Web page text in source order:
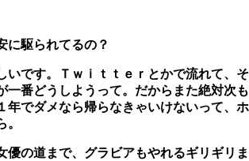
駆られてるの？
です。Ｔｗｉｔｔｅｒとかで流れて、そ
一番どうしようって。だからまた絶対次も
年でダメなら帰らなきゃいけないって、ホ
の道まで、グラビアもやれるギリギリま